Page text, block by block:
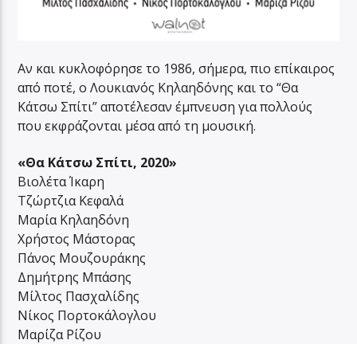
Αν και κυκλοφόρησε το 1986, σήμερα, πιο επίκαιρος
από ποτέ, ο Λουκιανός Κηλαηδόνης και το “Θα
Κάτσω Σπίτι” αποτέλεσαν έμπνευση για πολλούς
που εκφράζονται μέσα από τη μουσική.
«Θα Κάτσω Σπίτι, 2020»
Βιολέτα Ίκαρη
Τζώρτζια Κεφαλά
Μαρία Κηλαηδόνη
Χρήστος Μάστορας
Πάνος Μουζουράκης
Δημήτρης Μπάσης
Μίλτος Πασχαλίδης
Νίκος Πορτοκάλογλου
Μαρίζα Ρίζου